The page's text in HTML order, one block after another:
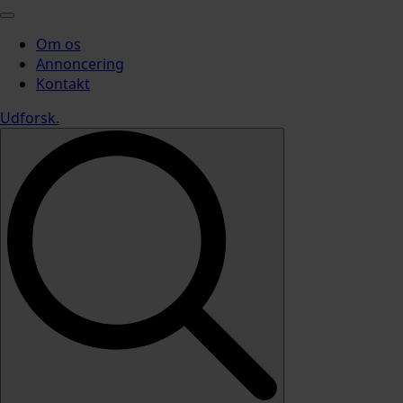
Om os
Annoncering
Kontakt
Udforsk.